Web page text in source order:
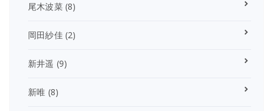
尾木波菜(8)
岡田紗佳(2)
新井遥 (9)
新唯 (8)